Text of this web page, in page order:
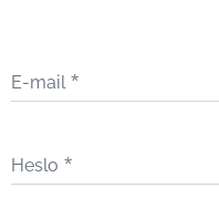
E-mail
Heslo